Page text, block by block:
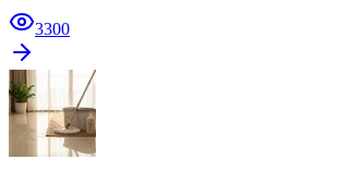
3300